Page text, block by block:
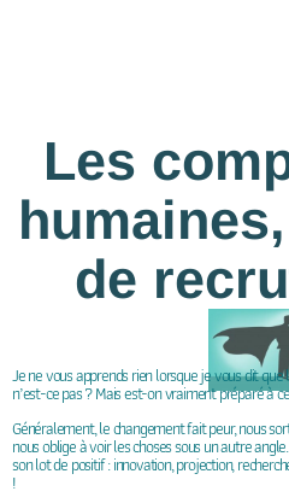
Les
de
Je ne vous apprends rien lorsque je vous dit
n’est-ce pas ? Mais est-on vraiment préparé à
Généralement, le changement fait peur, nous
nous oblige à voir les choses sous un autre
son lot de positif : innovation, projection,
!